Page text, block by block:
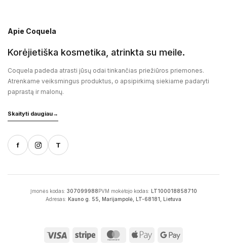
Apie Coquela
Korėjietiška kosmetika, atrinkta su meile.
Coquela padeda atrasti jūsų odai tinkančias priežiūros priemones.
Atrenkame veiksmingus produktus, o apsipirkimą siekiame padaryti
paprastą ir malonų.
Skaityti daugiau→
f T
Įmonės kodas: 307099988PVM mokėtojo kodas: LT100018858710
Adresas: Kauno g. 55, Marijampolė, LT-68181, Lietuva